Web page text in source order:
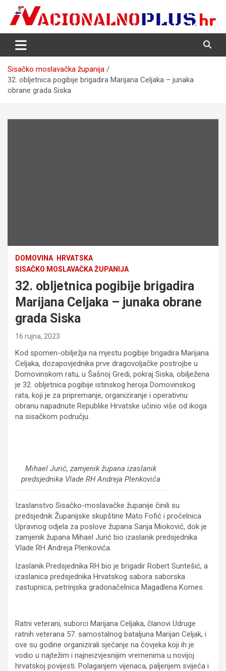
content
NacionalnoPlus.hr
Nacija želi znati više
Sisačko moslavačka županija
32. obljetnica pogibije brigadira Marijana Celjaka – junaka
obrane grada Siska
DOMOVINA
HRVATSKA
SISAČKO MOSLAVAČKA ŽUPANIJA
32. obljetnica pogibije brigadira
Marijana Celjaka – junaka obrane
grada Siska
16 rujna, 2023
Kod spomen-obilježja na mjestu pogibije brigadira Marijana
Celjaka, dozapovjednika prve dragovoljačke postrojbe u
Domovinskom ratu, u Šašnoj Gredi, pokraj Siska, obilježena
je 32. obljetnica pogibije istinskog heroja Domovinskog
rata, koji je za pripremanje, organiziranje i operativnu
obranu napadnute Republike Hrvatske učinio više od ikoga
na sisačkom području.
Mihael Jurić, zamjenik župana izaslanik
predsjednika Vlade RH Andreja Plenkovića
Izaslanstvo Sisačko-moslavačke županije činili su
predsjednik Županijske skupštine Mato Fofić i pročelnica
Upravnog odjela za poslove župana Sanja Mioković, dok je
zamjenik župana Mihael Jurić bio izaslanik predsjednika
Vlade RH Andreja Plenkovića.
Izaslanik Predsjednika RH bio je brigadir Robert Suntešić, a
izaslanica predsjednika Hrvatskog sabora saborska
zastupnica, petrinjska gradonačelnica Magadlena Komes.
Ratni veterani, suborci Marijana Celjaka, članovi Udruge
ratnih veterana 57. samostalnog bataljuna Marijan Celjak, i
ove su godine organizirali sjećanje na čovjeka koji ih je
vodio u najtežim i najneizvjesnijim vremenima u novijoj
hrvatskoj povijesti. Polaganjem vijenaca, paljenjem svijeća i